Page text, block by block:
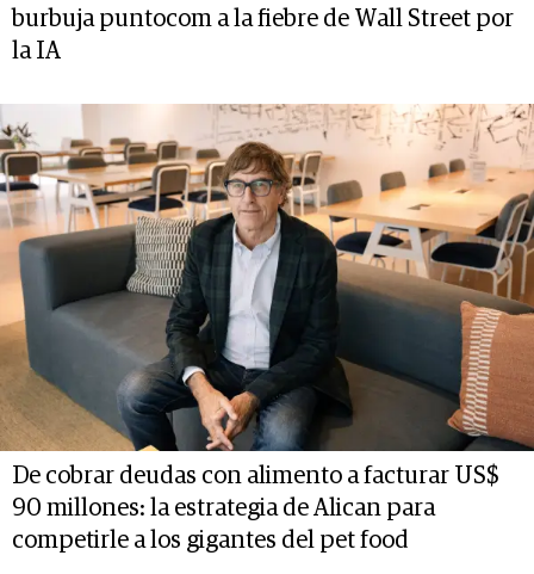
burbuja puntocom a la fiebre de Wall Street por
la IA
De cobrar deudas con alimento a facturar US$
90 millones: la estrategia de Alican para
competirle a los gigantes del pet food